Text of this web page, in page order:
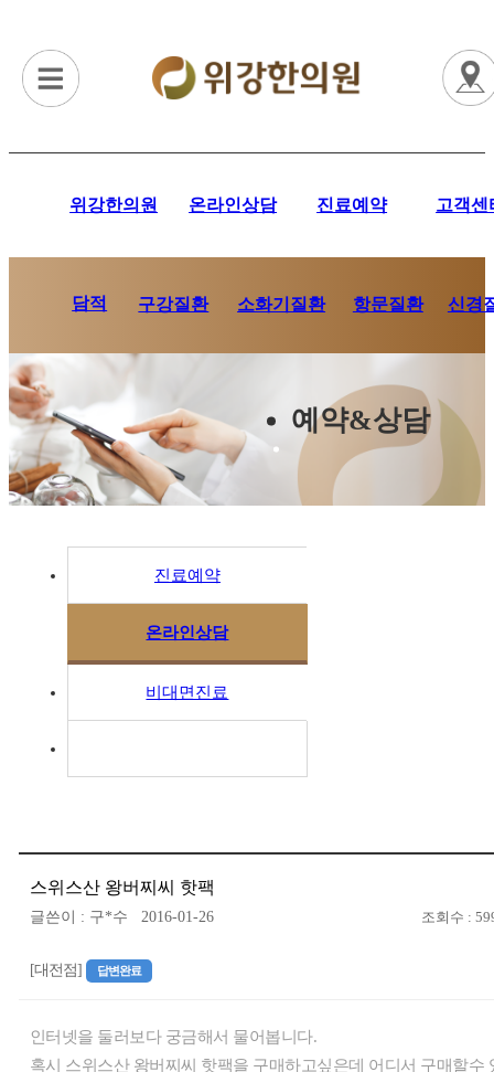
위강한의원 온라인상담 진료예약 고객센
담적 구강질환 소화기질환 항문질환 신경
예약&상담
진료예약
온라인상담
비대면진료
스위스산 왕버찌씨 핫팩
글쓴이 : 구*수 2016-01-26 조회수 :
[대전점] 답변완료
인터넷을 둘러보다 궁금해서 물어봅니다.
혹시 스위스산 왕버찌씨 핫팩을 구매하고싶은데 어디서 구매할수